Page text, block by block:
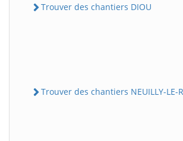
Trouver des chantiers DIOU
Trouver des chantiers NEUILLY-LE-